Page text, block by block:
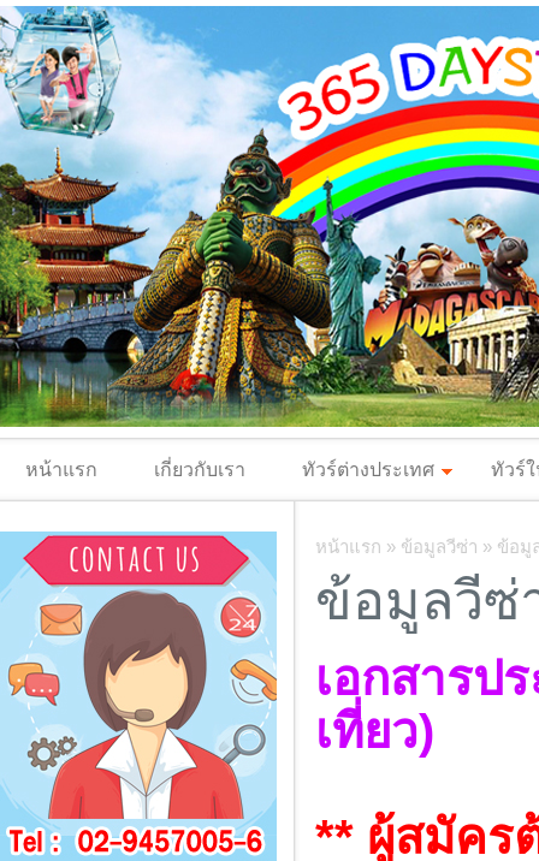
หน้าแรก เกี่ยวกับเรา ทัวร์ต่างประเทศ ทัวร์
หน้าแรก » ข้อมูลวีซ่า » ข้อมู
ข้อมูลวีซ่
เอกสารป
เที่ยว)
** ผู้สมัคร